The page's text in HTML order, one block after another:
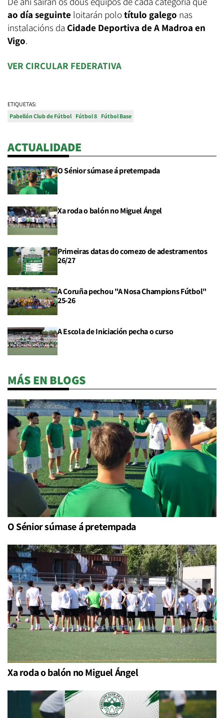
ao día seguinte loitarán polotítulo galego nas
instalacións da Cidade Deportiva de A Madroa en
Vigo.
VER CIRCULAR FEDERATIVA
ETIQUETAS:
Pabellón Club de Fútbol Fútbol 8 Fútbol Base
ACTUALIDADE
O Sénior súmase á pretempada
Xa roda o balón no Miguel Ángel
Primeiras datas do comezo de adestramentos
26/27
A Coruña pechou "A Nosa Champions Fútbol"
25-26
A Escola de Iniciación pecha o curso
MÁS EN BLOGS
O Sénior súmase á pretempada
Xa roda o balón no Miguel Ángel